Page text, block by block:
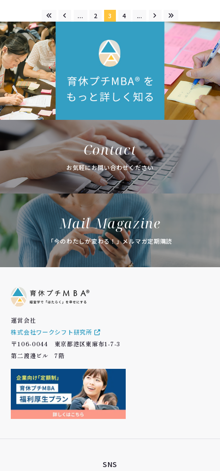
... 2 3 4 ...
Contact
お気軽にお問い合わせください
Mail Magazine
「今のわたしが変わる！」メルマガ定期購読
運営会社
株式会社ワークシフト研究所
〒106-0044 東京都港区東麻布1-7-3
第二渡邊ビル 7階
SNS